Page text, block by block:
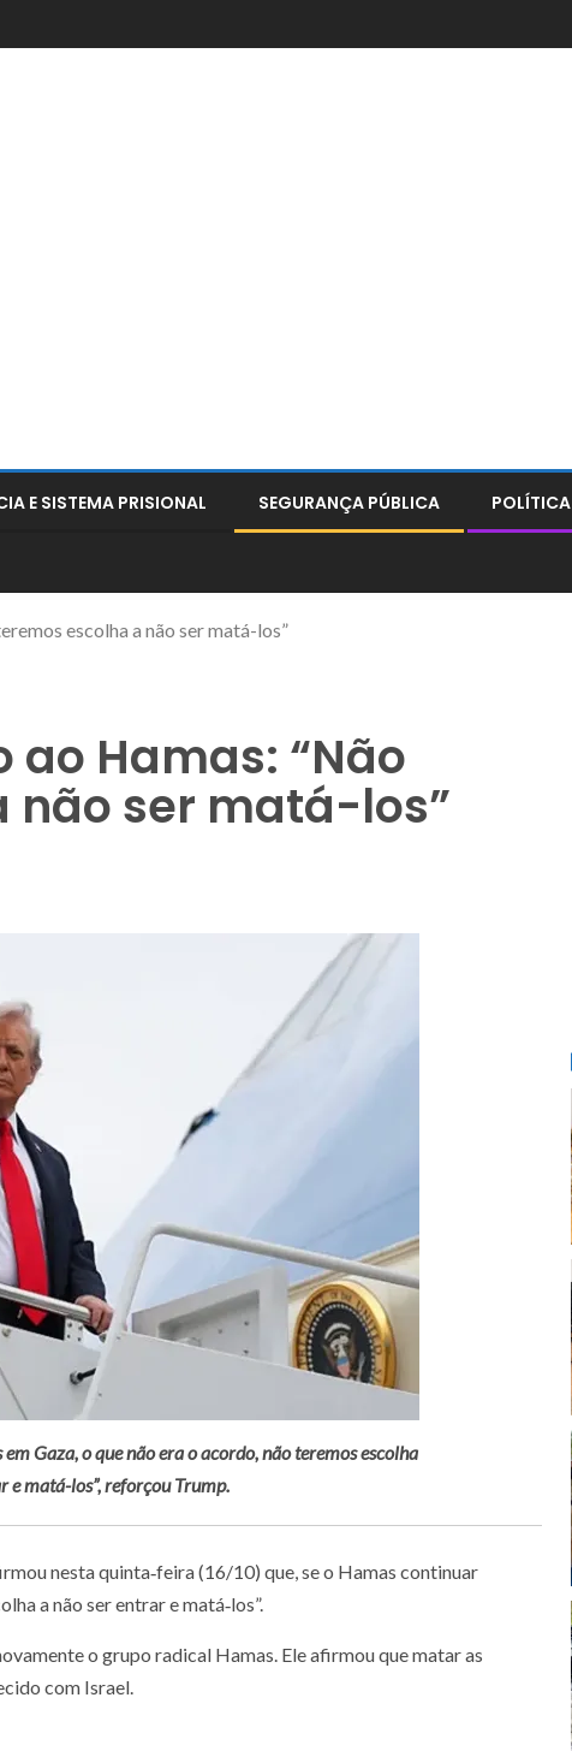
E SISTEMA PRISIONAL SEGURANÇA PÚBLICA POLÍTICA
escolha a não ser matá-los”
Hamas: “Não
não ser matá-los”
Gaza, o que não era o acordo, não teremos escolha
e matá-los”, reforçou Trump.
nesta quinta‑feira (16/10) que, se o Hamas continuar
a não ser entrar e matá‑los”.
o grupo radical Hamas. Ele afirmou que matar as
com Israel.